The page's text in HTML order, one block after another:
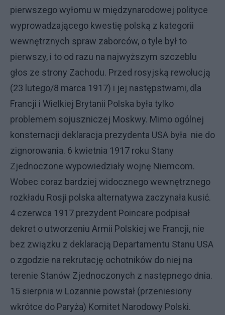
pierwszego wyłomu w międzynarodowej polityce
wyprowadzającego kwestię polską z kategorii
wewnętrznych spraw zaborców, o tyle był to
pierwszy, i to od razu na najwyższym szczeblu
głos ze strony Zachodu. Przed rosyjską rewolucją
(23 lutego/8 marca 1917) i jej następstwami, dla
Francji i Wielkiej Brytanii Polska była tylko
problemem sojuszniczej Moskwy. Mimo ogólnej
konsternacji deklaracja prezydenta USA była nie do
zignorowania. 6 kwietnia 1917 roku Stany
Zjednoczone wypowiedziały wojnę Niemcom.
Wobec coraz bardziej widocznego wewnętrznego
rozkładu Rosji polska alternatywa zaczynała kusić.
4 czerwca 1917 prezydent Poincare podpisał
dekret o utworzeniu Armii Polskiej we Francji, nie
bez związku z deklaracją Departamentu Stanu USA
o zgodzie na rekrutację ochotników do niej na
terenie Stanów Zjednoczonych z następnego dnia.
15 sierpnia w Lozannie powstał (przeniesiony
wkrótce do Paryża) Komitet Narodowy Polski.